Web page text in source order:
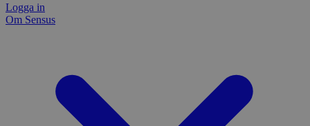
Logga in
Om Sensus